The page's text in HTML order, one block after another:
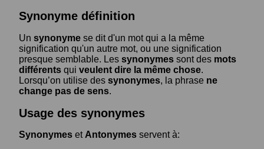
Synonyme définition
Un synonyme se dit d'un mot qui a la même
signification qu'un autre mot, ou une signification
presque semblable. Les synonymes sont des mots
différents qui veulent dire la même chose.
Lorsqu’on utilise des synonymes, la phrase ne
change pas de sens.
Usage des synonymes
Synonymes et Antonymes servent à: